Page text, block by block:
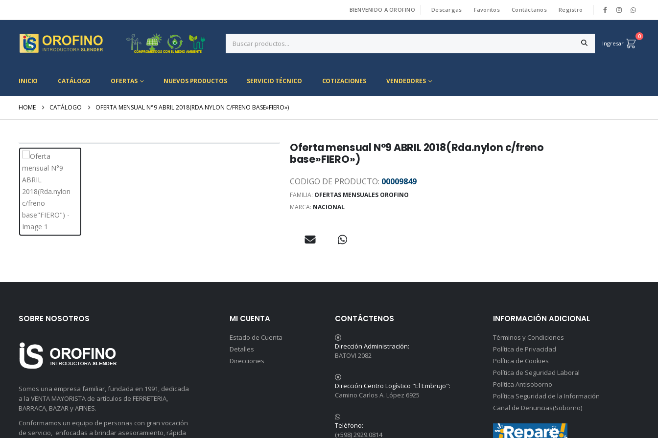
BIENVENIDO A OROFINO Descargas Favoritos Contáctanos Registro
Ingresar
0
INICIO CATÁLOGO OFERTAS NUEVOS PRODUCTOS SERVICIO TÉCNICO COTIZACIONES VENDEDORES
HOME CATÁLOGO OFERTA MENSUAL N°9 ABRIL 2018(RDA.NYLON C/FRENO BASE»FIERO»)
Oferta mensual N°9 ABRIL 2018(Rda.nylon c/freno
base»FIERO»)
CODIGO DE PRODUCTO: 00009849
FAMILIA: OFERTAS MENSUALES OROFINO
MARCA: NACIONAL
SOBRE NOSOTROS
Somos una empresa familiar, fundada en 1991, dedicada
a la VENTA MAYORISTA de artículos de FERRETERIA,
BARRACA, BAZAR y AFINES.
Conformamos un equipo de personas con gran vocación
de servicio, enfocadas a brindar asesoramiento, rápida
MI CUENTA
Estado de Cuenta
Detalles
Direcciones
CONTÁCTENOS
Dirección Administración:
BATOVI 2082
Dirección Centro Logístico "El Embrujo":
Camino Carlos A. López 6925
Teléfono:
(+598) 2929.0814
INFORMACIÓN ADICIONAL
Términos y Condiciones
Política de Privacidad
Política de Cookies
Política de Seguridad Laboral
Política Antisoborno
Política Seguridad de la Información
Canal de Denuncias(Soborno)